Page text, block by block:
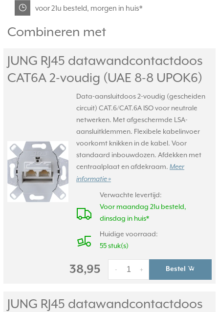
voor 21u besteld, morgen in huis*
Combineren met
JUNG RJ45 datawandcontactdoos
CAT6A 2-voudig (UAE 8-8 UPOK6)
Data-aansluitdoos 2-voudig (gescheiden
circuit) CAT.6/CAT.6A ISO voor neutrale
netwerken. Met afgeschermde LSA-
aansluitklemmen. Flexibele kabelinvoer
voorkomt knikken in de kabel. Voor
standaard inbouwdozen. Afdekken met
centraalplaat en afdekraam. Meer
informatie »
Verwachte levertijd:
Voor maandag 21u besteld,
dinsdag in huis*
Huidige voorraad:
55 stuk(s)
38,95 +
- Bestel
JUNG RJ45 datawandcontactdoos